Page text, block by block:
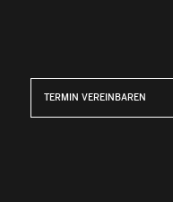
TERMIN VEREINBAREN